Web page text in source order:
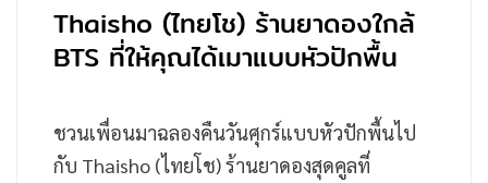
Thaisho (ไทยโช) ร้านยาดองใกล้
BTS ที่ให้คุณได้เมาแบบหัวปักพื้น
ชวนเพื่อนมาฉลองคืนวันศุกร์แบบหัวปักพื้นไป
กับ Thaisho (ไทยโช) ร้านยาดองสุดคูลที่